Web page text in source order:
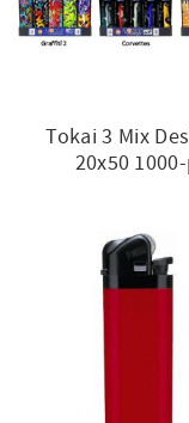
Tokai 3 Mix
20x50